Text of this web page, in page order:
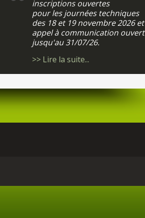
inscriptions ouvertes
pourlesjournées techniques
des 18et 19novembre 2026et
appelà communication ouvert
jusqu'au31/07/26.
>> Lire la suite...